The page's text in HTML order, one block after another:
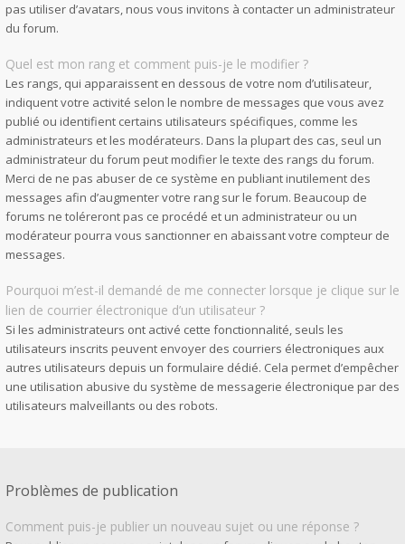
pas utiliser d’avatars, nous vous invitons à contacter un administrateur
du forum.
Quel est mon rang et comment puis-je le modifier ?
Les rangs, qui apparaissent en dessous de votre nom d’utilisateur,
indiquent votre activité selon le nombre de messages que vous avez
publié ou identifient certains utilisateurs spécifiques, comme les
administrateurs et les modérateurs. Dans la plupart des cas, seul un
administrateur du forum peut modifier le texte des rangs du forum.
Merci de ne pas abuser de ce système en publiant inutilement des
messages afin d’augmenter votre rang sur le forum. Beaucoup de
forums ne toléreront pas ce procédé et un administrateur ou un
modérateur pourra vous sanctionner en abaissant votre compteur de
messages.
Pourquoi m’est-il demandé de me connecter lorsque je clique sur le
lien de courrier électronique d’un utilisateur ?
Si les administrateurs ont activé cette fonctionnalité, seuls les
utilisateurs inscrits peuvent envoyer des courriers électroniques aux
autres utilisateurs depuis un formulaire dédié. Cela permet d’empêcher
une utilisation abusive du système de messagerie électronique par des
utilisateurs malveillants ou des robots.
Problèmes de publication
Comment puis-je publier un nouveau sujet ou une réponse ?